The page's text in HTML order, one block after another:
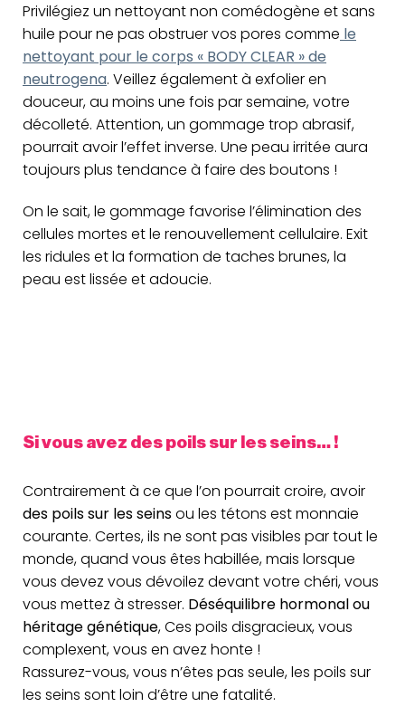
Privilégiez un nettoyant non comédogène et sans
huile pour ne pas obstruer vos pores comme le
nettoyant pour le corps « BODY CLEAR » de
neutrogena. Veillez également à exfolier en
douceur, au moins une fois par semaine, votre
décolleté. Attention, un gommage trop abrasif,
pourrait avoir l’effet inverse. Une peau irritée aura
toujours plus tendance à faire des boutons !
On le sait, le gommage favorise l’élimination des
cellules mortes et le renouvellement cellulaire. Exit
les ridules et la formation de taches brunes, la
peau est lissée et adoucie.
Si vous avez des poils sur les seins… !
Contrairement à ce que l’on pourrait croire, avoir
des poils sur les seinsou les tétons est monnaie
courante. Certes, ils ne sont pas visibles par tout le
monde, quand vous êtes habillée, mais lorsque
vous devez vous dévoilez devant votre chéri, vous
vous mettez à stresser. Déséquilibre hormonal ou
héritage génétique, Ces poils disgracieux, vous
complexent, vous en avez honte !
Rassurez-vous, vous n’êtes pas seule, les poils sur
les seins sont loin d’être une fatalité.